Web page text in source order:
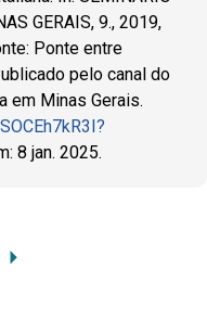
GERAIS, 9., 2019,
Ponte entre
pelo canal do
em Minas Gerais.
8 jan. 2025.